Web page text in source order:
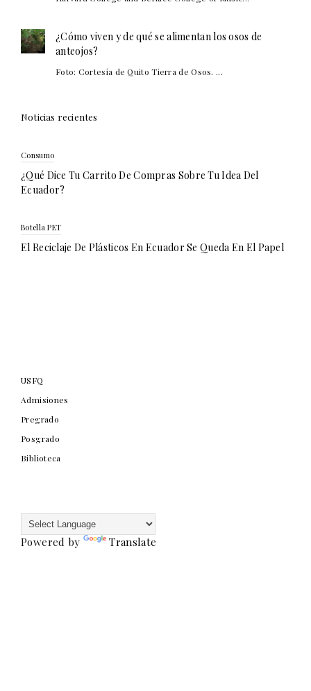
¿Cómo viven y de qué se alimentan los osos de
anteojos?
Foto: Cortesía de Quito Tierra de Osos. ...
Noticias recientes
Consumo
¿Qué Dice Tu Carrito De Compras Sobre Tu Idea Del
Ecuador?
Botella PET
El Reciclaje De Plásticos En Ecuador Se Queda En El Papel
USFQ
Admisiones
Pregrado
Posgrado
Biblioteca
Powered by Translate